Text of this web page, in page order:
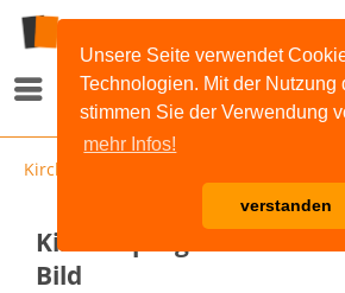
Unsere Seite verwendet
Technologien. Mit der Nutzung
stimmen Sie der Verwendung
mehr Infos!
verstanden
Menü
Kirchenprogramm
Kirchenprogramm
Bild